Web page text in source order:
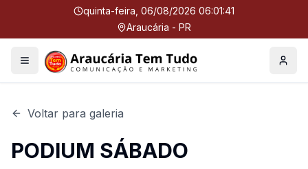
quinta-feira, 06/08/2026 06:01:41
Araucária - PR
Menu Perfil
Voltar para galeria
PODIUM SÁBADO